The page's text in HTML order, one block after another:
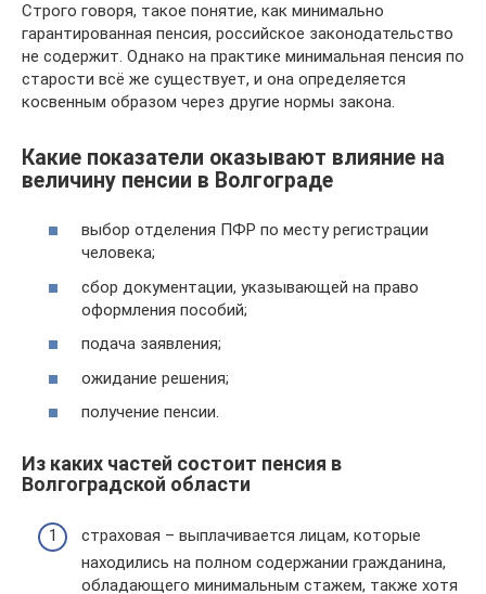
Строго говоря, такое понятие, как минимально
гарантированная пенсия, российское законодательство
не содержит. Однако на практике минимальная пенсия по
старости всё же существует, и она определяется
косвенным образом через другие нормы закона.
Какие показатели оказывают влияние на
величину пенсии в Волгограде
выбор отделения ПФР по месту регистрации
человека;
сбор документации, указывающей на право
оформления пособий;
подача заявления;
ожидание решения;
получение пенсии.
Из каких частей состоит пенсия в
Волгоградской области
страховая – выплачивается лицам, которые
находились на полном содержании гражданина,
обладающего минимальным стажем, также хотя